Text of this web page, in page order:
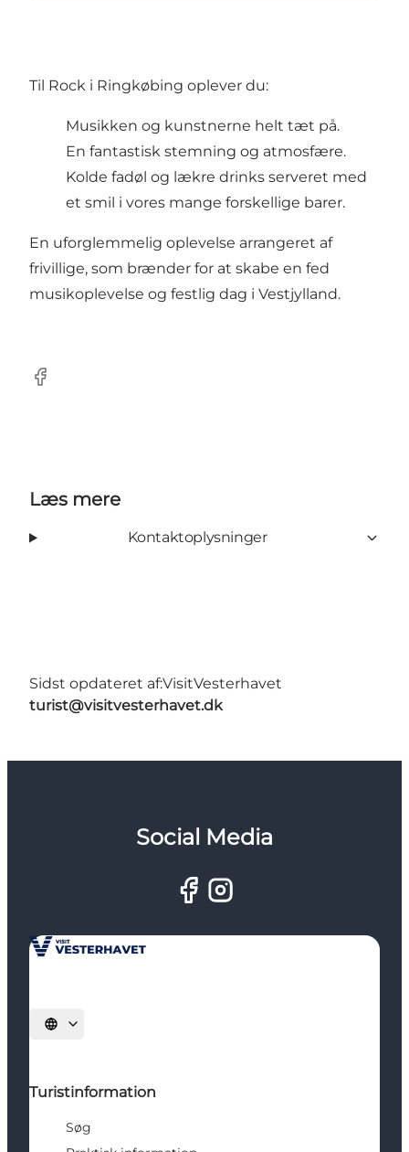
Til Rock i Ringkøbing oplever du:
Musikken og kunstnerne helt tæt på.
En fantastisk stemning og atmosfære.
Kolde fadøl og lækre drinks serveret med
et smil i vores mange forskellige barer.
En uforglemmelig oplevelse arrangeret af
frivillige, som brænder for at skabe en fed
musikoplevelse og festlig dag i Vestjylland.
Facebook
Læs mere
Kontaktoplysninger
Sidst opdateret af:VisitVesterhavet
turist@visitvesterhavet.dk
Social Media
Vælg sprog
Turistinformation
Søg